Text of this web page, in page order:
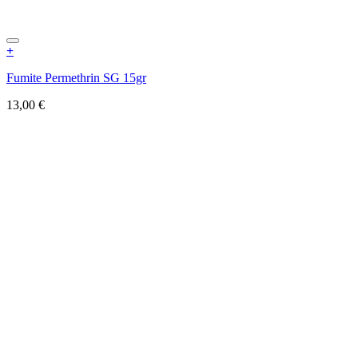
+
Fumite Permethrin SG 15gr
13,00 €